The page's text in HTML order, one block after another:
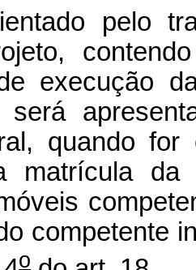
pelo
execução
será
quando
matrícula
competente
o